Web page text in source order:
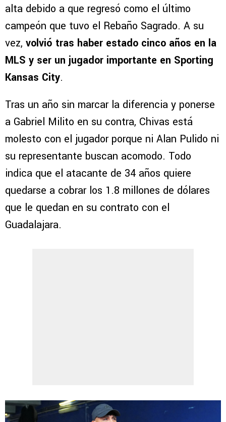
alta debido a que regresó como el último
campeón que tuvo el Rebaño Sagrado. A su
vez, volvió tras haber estado cinco años en la
MLS y ser un jugador importante en Sporting
Kansas City.
Tras un año sin marcar la diferencia y ponerse
a Gabriel Milito en su contra, Chivas está
molesto con el jugador porque ni Alan Pulido ni
su representante buscan acomodo. Todo
indica que el atacante de 34 años quiere
quedarse a cobrar los 1.8 millones de dólares
que le quedan en su contrato con el
Guadalajara.